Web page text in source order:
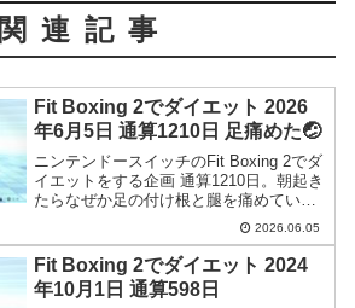
関連記事
Fit Boxing 2でダイエット 2026
年6月5日 通算1210日 足痛めた🤕
ニンテンドースイッチのFit Boxing 2でダ
イエットをする企画 通算1210日。朝起き
たらなぜか足の付け根と腿を痛めていて
歩行すらしんどい状態になってました。
2026.06.05
Fit Boxing 2でダイエット 2024
年10月1日 通算598日